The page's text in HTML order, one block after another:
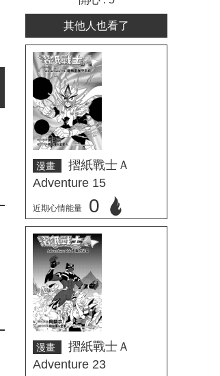
其他人也看了
漫畫
摺紙戰士Ａ
Adventure 15
近期心情能量 0
立刻心情投票
漫畫
摺紙戰士Ａ
Adventure 23